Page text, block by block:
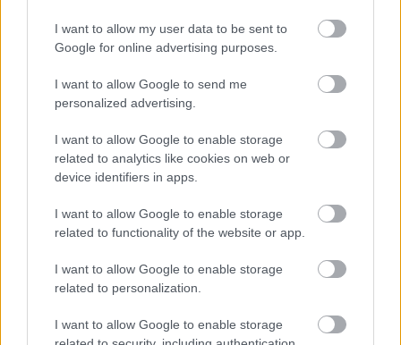
I want to allow my user data to be sent to
Google for online advertising purposes.
I want to allow Google to send me
personalized advertising.
I want to allow Google to enable storage
related to analytics like cookies on web or
device identifiers in apps.
I want to allow Google to enable storage
related to functionality of the website or app.
I want to allow Google to enable storage
related to personalization.
I want to allow Google to enable storage
Sirtis aktívan politizál is. Nem sokkal korábban
kapott újabb gyalázkodó üzenetet politikai
gondoltam, nem akarok egy olyan országban élni, ahol
egy hülye ember irányít, de ezután szavaztak a britek a
lehetsz hitvány, nőgyűlölő és rasszista, miközben hiszel
a Star Trek filozófiájában!"– forgalmazott.